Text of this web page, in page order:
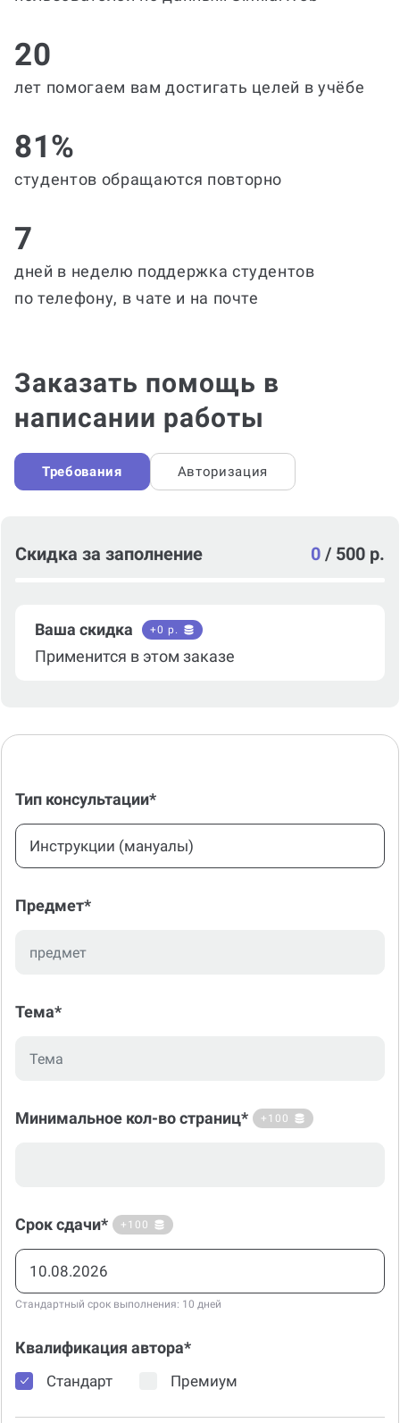
20
лет помогаем вам достигать целей в учёбе
81%
студентов обращаются повторно
7
дней в неделю поддержка студентов
по телефону, в чате и на почте
Заказать помощь в
написании работы
Требования Авторизация
Скидка за заполнение 0 / 500 р.
Ваша скидка +0 р.
Применится в этом заказе
Тип консультации*
Инструкции (мануалы)
Предмет*
Тема*
Минимальное кол-во страниц* +100
Срок сдачи* +100
Стандартный срок выполнения: 10 дней
Квалификация автора*
Стандарт Премиум